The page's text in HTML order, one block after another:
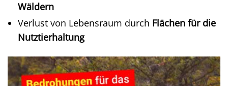
Wäldern
Verlust von Lebensraum durch Flächen für die
Nutztierhaltung